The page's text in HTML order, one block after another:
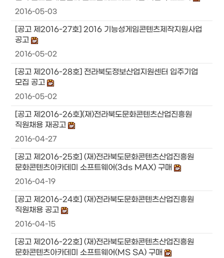
2016-05-03
[공고 제2016-27호] 2016 기능성게임콘텐츠제작지원사업
공고
2016-05-02
[공고 제2016-28호] 전라북도정보산업지원센터 입주기업
모집 공고
2016-05-02
[공고 제2016-26호](재)전라북도문화콘텐츠산업진흥원
직원채용 재공고
2016-04-27
[공고 제2016-25호] (재)전라북도문화콘텐츠산업진흥원
문화콘텐츠아카데미 소프트웨어(3ds MAX) 구매
2016-04-19
[공고 제2016-24호] (재)전라북도문화콘텐츠산업진흥원
직원채용 공고
2016-04-15
[공고 제2016-22호] (재)전라북도문화콘텐츠산업진흥원
문화콘텐츠아카데미 소프트웨어(MS SA) 구매